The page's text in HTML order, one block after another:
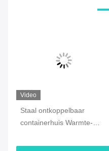
Video
Staal ontkoppelbaar
containerhuis Warmte-